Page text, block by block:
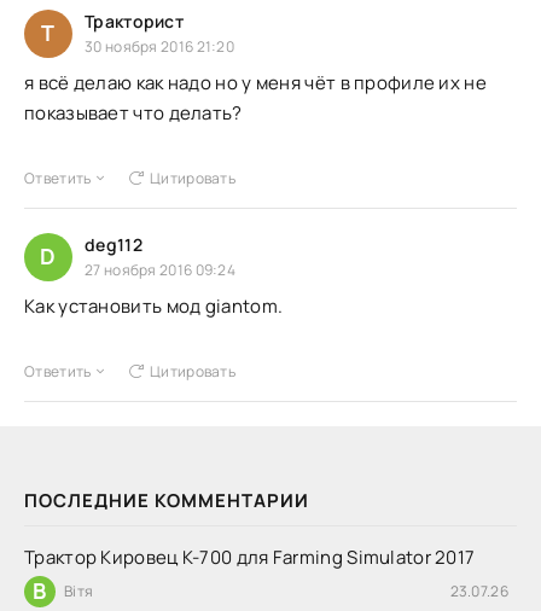
ПОСЛЕДНИЕ КОММЕНТАРИИ
Трактор Кировец К-700 для Farming Simulator 2017
В Вітя 23.07.26
Т Тракторист
30 ноября 2016 21:20
я всё делаю как надо но у меня чёт в профиле их не
показывает что делать?
Ответить Цитировать
D deg112
27 ноября 2016 09:24
Как установить мод giantom.
Ответить Цитировать